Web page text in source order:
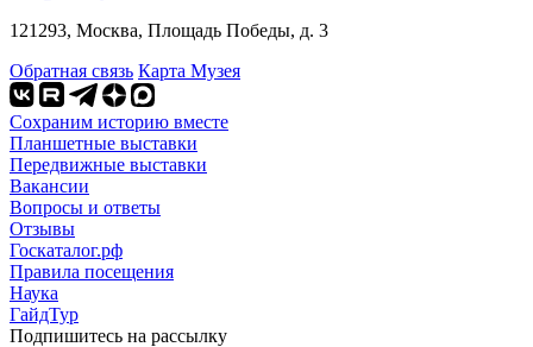
121293, Москва, Площадь Победы, д. 3
Обратная связь Карта Музея
Сохраним историю вместе
Планшетные выставки
Передвижные выставки
Вакансии
Вопросы и ответы
Отзывы
Госкаталог.рф
Правила посещения
Наука
ГайдТур
Подпишитесь на рассылку